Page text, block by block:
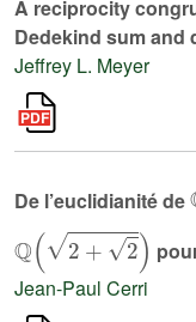
A reciprocity
Dedekind sum
Jeffrey L. Meyer
De l’euclidianité de
2 2
Jean-Paul Cerri